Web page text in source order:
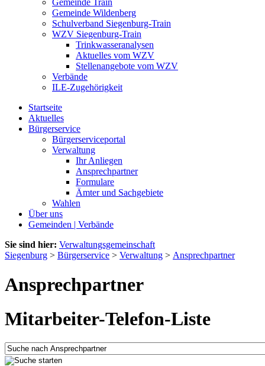
Gemeinde Train
Gemeinde Wildenberg
Schulverband Siegenburg-Train
WZV Siegenburg-Train
Trinkwasseranalysen
Aktuelles vom WZV
Stellenangebote vom WZV
Verbände
ILE-Zugehörigkeit
Startseite
Aktuelles
Bürgerservice
Bürgerserviceportal
Verwaltung
Ihr Anliegen
Ansprechpartner
Formulare
Ämter und Sachgebiete
Wahlen
Über uns
Gemeinden | Verbände
Sie sind hier: Verwaltungsgemeinschaft
Siegenburg > Bürgerservice > Verwaltung > Ansprechpartner
Ansprechpartner
Mitarbeiter-Telefon-Liste